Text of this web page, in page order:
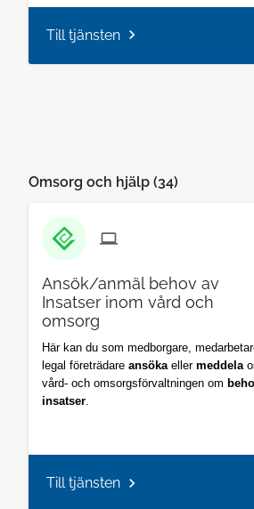
Till tjänsten
Omsorg och hjälp (34)
Ansök/anmäl behov av
Insatser inom vård och
omsorg
Här kan du som medborgare,
legal företrädareansökaellermeddela
vård- och omsorgsförvaltningen om
insatser.
Till tjänsten